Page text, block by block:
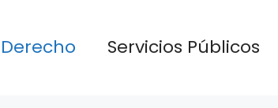
Derecho Servicios Públicos